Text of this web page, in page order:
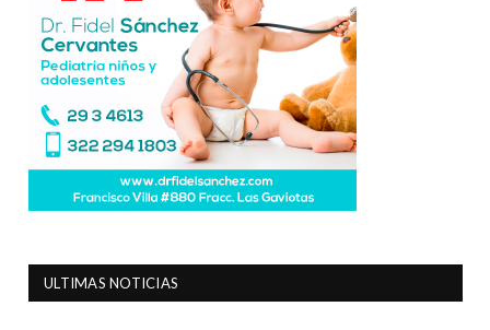
ULTIMAS NOTICIAS